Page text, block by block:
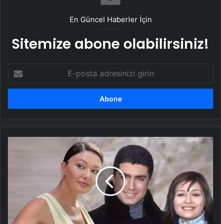
Taşımacılık Yazılımı
En Güncel Haberler İçin
Sitemize abone olabilirsiniz!
posta
adresinizi